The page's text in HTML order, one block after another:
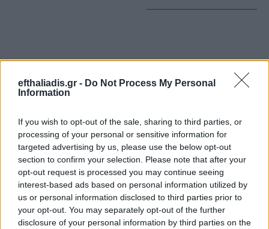
efthaliadis.gr - Do Not Process My Personal
Information
If you wish to opt-out of the sale, sharing to third parties, or
processing of your personal or sensitive information for
targeted advertising by us, please use the below opt-out
section to confirm your selection. Please note that after your
opt-out request is processed you may continue seeing
interest-based ads based on personal information utilized by
us or personal information disclosed to third parties prior to
your opt-out. You may separately opt-out of the further
disclosure of your personal information by third parties on the
Επιλογές Που Ταιριάζουν
Ανακαλύψτε τα κοσμήματα που αγαπήθηκαν περισσότερο!
Εδώ θα βρείτε τις κορυφαίες επιλογές που ξεχωρίζουν για
το μοναδικό τους στυλ και την εξαιρετική τους ποιότητα.
-10%